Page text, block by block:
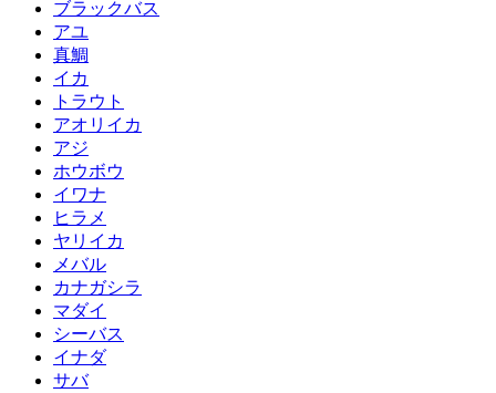
ブラックバス
アユ
真鯛
イカ
トラウト
アオリイカ
アジ
ホウボウ
イワナ
ヒラメ
ヤリイカ
メバル
カナガシラ
マダイ
シーバス
イナダ
サバ